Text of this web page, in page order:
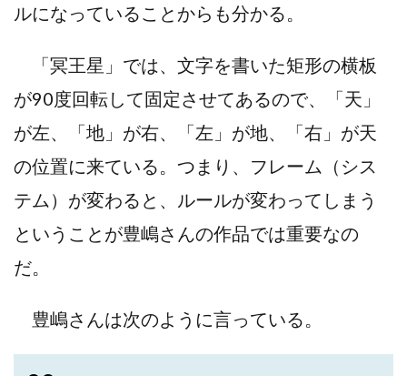
ルになっていることからも分かる。
「冥王星」では、文字を書いた矩形の横板
が90度回転して固定させてあるので、「天」
が左、「地」が右、「左」が地、「右」が天
の位置に来ている。つまり、フレーム（シス
テム）が変わると、ルールが変わってしまう
ということが豊嶋さんの作品では重要なの
だ。
豊嶋さんは次のように言っている。